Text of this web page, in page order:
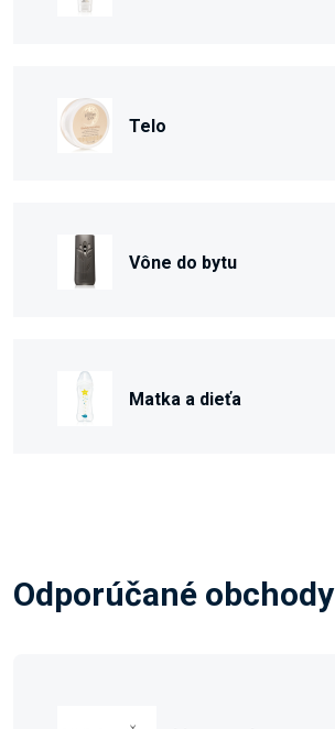
Telo
Vône do bytu
Matka a dieťa
Odporúčané obchody